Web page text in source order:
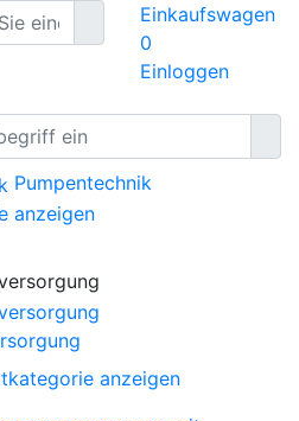
Einkaufswagen
0
Einloggen
Pumpentechnik
anzeigen
anzeigen